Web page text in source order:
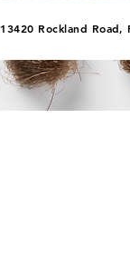
13420 Rockland